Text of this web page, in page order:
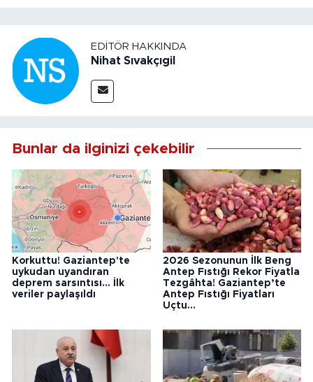
EDITÖR HAKKINDA
Nihat Sıvakçıgil
Bunlar da ilginizi çekebilir
Korkuttu! Gaziantep'te
uykudan uyandıran
deprem sarsıntısı... İlk
veriler paylaşıldı
2026 Sezonunun İlk Beng
Antep Fıstığı Rekor Fiyatla
Tezgâhta! Gaziantep’te
Antep Fıstığı Fiyatları
Uçtu...